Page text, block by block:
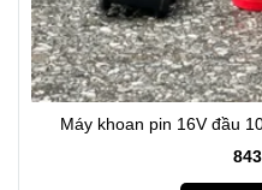
Máy khoan pin 16V đầu